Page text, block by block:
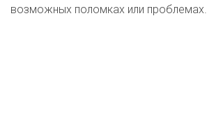
возможных поломках или проблемах.